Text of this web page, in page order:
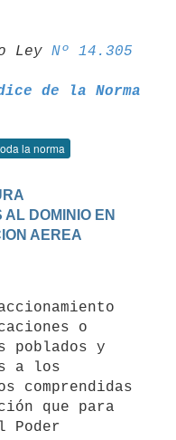
Ley Nº 14.305
de la Norma
la norma
DOMINIO EN
AEREA
o
poblados y
a los
comprendidas
que para
Poder